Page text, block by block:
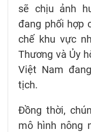
sẽ chịu ảnh
đang phối hợp
chế khu vực
Thương và Ủy
Việt Nam
tịch.
Đồng thời,
mô hình nông